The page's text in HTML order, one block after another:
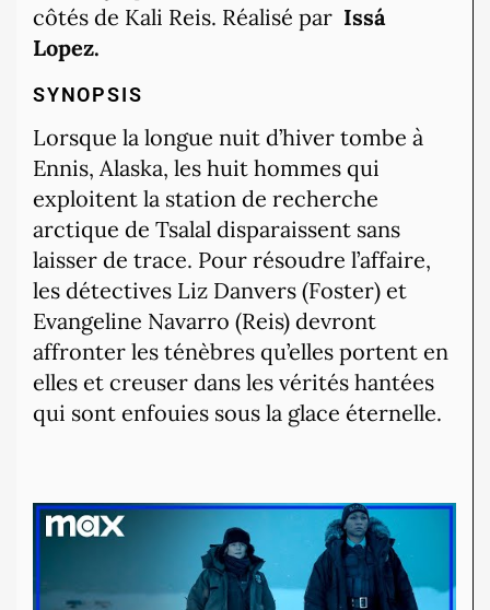
côtés de Kali Reis. Réalisé par Issá
Lopez.
SYNOPSIS
Lorsque la longue nuit d’hiver tombe à
Ennis, Alaska, les huit hommes qui
exploitent la station de recherche
arctique de Tsalal disparaissent sans
laisser de trace. Pour résoudre l’affaire,
les détectives Liz Danvers (Foster) et
Evangeline Navarro (Reis) devront
affronter les ténèbres qu’elles portent en
elles et creuser dans les vérités hantées
qui sont enfouies sous la glace éternelle.